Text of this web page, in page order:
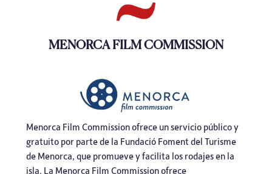
MENORCA FILM COMMISSION
Menorca Film Commission ofrece un servicio público y
gratuito por parte de la Fundació Foment del Turisme
de Menorca, que promueve y facilita los rodajes en la
isla. La Menorca Film Commission ofrece